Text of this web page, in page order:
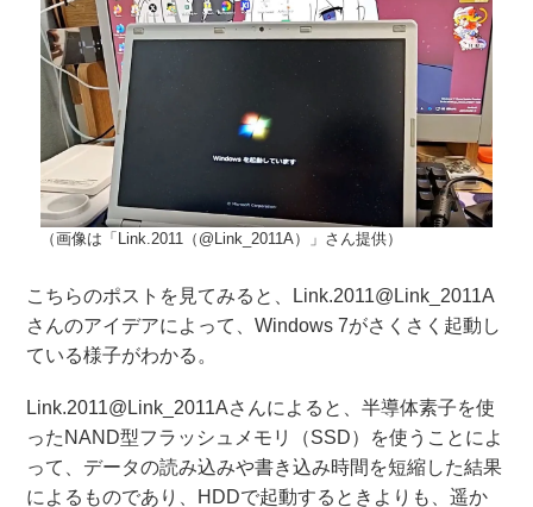
（画像は「Link.2011（@Link_2011A）」さん提供）
こちらのポストを見てみると、Link.2011@Link_2011A
さんのアイデアによって、Windows 7がさくさく起動し
ている様子がわかる。
Link.2011@Link_2011Aさんによると、半導体素子を使
ったNAND型フラッシュメモリ（SSD）を使うことによ
って、データの読み込みや書き込み時間を短縮した結果
によるものであり、HDDで起動するときよりも、遥か